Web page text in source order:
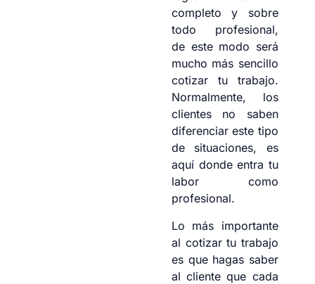
completo y sobre
todo profesional,
de este modo será
mucho más sencillo
cotizar tu trabajo.
Normalmente, los
clientes no saben
diferenciar este tipo
de situaciones, es
aquí donde entra tu
labor como
profesional.
Lo más importante
al cotizar tu trabajo
es que hagas saber
al cliente que cada